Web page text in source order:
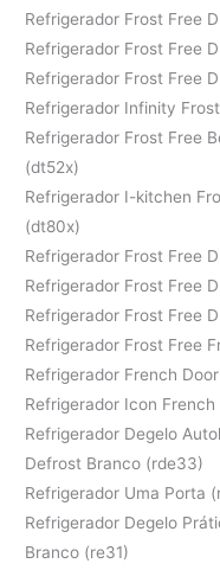
Refrigerador Frost Free
Refrigerador Frost Free
Refrigerador Frost Free
Refrigerador Infinity
Refrigerador Frost Free
(dt52x)
Refrigerador I-kitchen
(dt80x)
Refrigerador Frost Free
Refrigerador Frost Free
Refrigerador Frost Free
Refrigerador Frost Free
Refrigerador French
Refrigerador Icon
Refrigerador Degelo
Defrost Branco (rde33)
Refrigerador Uma Porta
Refrigerador Degelo
Branco (re31)